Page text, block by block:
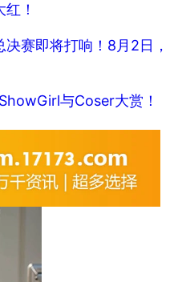
！
决赛即将打响！8月2日，
与Coser大赏！